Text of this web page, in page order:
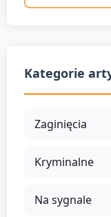
Kategorie
Zaginięcia
Kryminalne
Na sygnale